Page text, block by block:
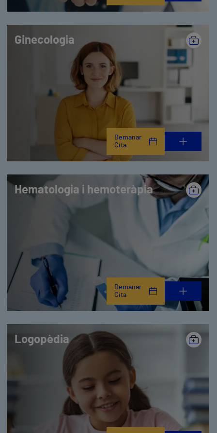
Ginecologia
Demanar
Cita
Hematologia i hemoteràpia
Demanar
Cita
Logopèdia